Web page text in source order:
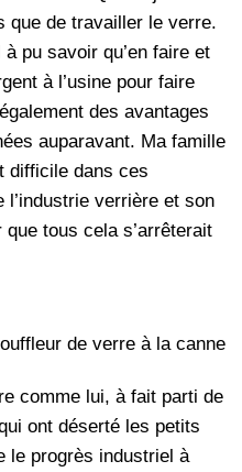
que de travailler le verre.
pu savoir qu’en faire et
à l’usine pour faire
des avantages
auparavant. Ma famille
difficile dans ces
verrière et son
tous cela s’arrêterait
de verre à la canne
comme lui, à fait parti de
ont déserté les petits
le progrès industriel à